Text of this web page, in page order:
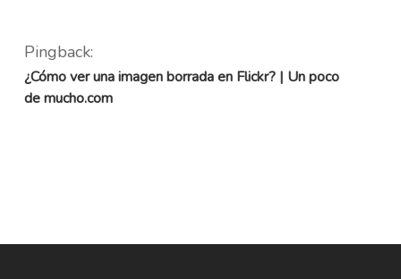
Pingback:
¿Cómo ver una imagen borrada en Flickr? | Un poco
de mucho.com